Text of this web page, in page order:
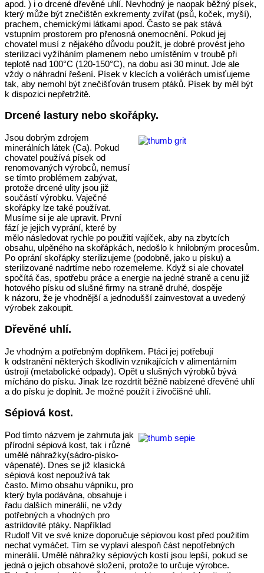
apod. ) i o drcené dřevěné uhlí. Nevhodný je naopak běžný písek,
který může být znečištěn exkrementy zvířat (psů, koček, myší),
prachem, chemickými látkami apod. Často se pak stává
vstupním prostorem pro přenosná onemocnění. Pokud jej
chovatel musí z nějakého důvodu použít, je dobré provést jeho
sterilizaci vyžíháním plamenem nebo umístěním v troubě při
teplotě nad 100°C (120-150°C), na dobu asi 30 minut. Jde ale
vždy o náhradní řešení. Písek v klecích a voliérách umisťujeme
tak, aby nemohl být znečišťován trusem ptáků. Písek by měl být
k dispozici nepřetržitě.
Drcené lastury nebo skořápky.
Jsou dobrým zdrojem
minerálních látek (Ca). Pokud
chovatel používá písek od
renomovaných výrobců, nemusí
se tímto problémem zabývat,
protože drcené ulity jsou již
součástí výrobku. Vaječné
skořápky lze také používat.
Musíme si je ale upravit. První
fází je jejich vyprání, které by
mělo následovat rychle po použití vajíček, aby na zbytcích
obsahu, ulpěného na skořápkách, nedošlo k hnilobným procesům.
Po oprání skořápky sterilizujeme (podobně, jako u písku) a
sterilizované nadrtíme nebo rozemeleme. Když si ale chovatel
spočítá čas, spotřebu práce a energie na jedné straně a cenu již
hotového písku od slušné firmy na straně druhé, dospěje
k názoru, že je vhodnější a jednodušší zainvestovat a uvedený
výrobek zakoupit.
Dřevěné uhlí.
Je vhodným a potřebným doplňkem. Ptáci jej potřebují
k odstranění některých škodlivin vznikajících v alimentárním
ústrojí (metabolické odpady). Opět u slušných výrobků bývá
mícháno do písku. Jinak lze rozdrtit běžně nabízené dřevěné uhlí
a do písku je doplnit. Je možné použít i živočišné uhlí.
Sépiová kost.
Pod tímto názvem je zahrnuta jak
přírodní sépiová kost, tak i různé
umělé náhražky(sádro-písko-
vápenaté). Dnes se již klasická
sépiová kost nepoužívá tak
často. Mimo obsahu vápníku, pro
který byla podávána, obsahuje i
řadu dalších minerálií, ne vždy
potřebných a vhodných pro
astrildovité ptáky. Například
Rudolf Vít ve své knize doporučuje sépiovou kost před použitím
nechat vymáčet. Tím se vyplaví alespoň část nepotřebných
minerálií. Umělé náhražky sépiových kostí jsou lepší, pokud se
jedná o jejich obsahové složení, protože to určuje výrobce.